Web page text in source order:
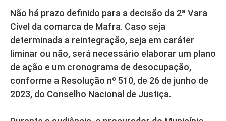
Não há prazo definido para a decisão da 2ª Vara
Cível da comarca de Mafra. Caso seja
determinada a reintegração, seja em caráter
liminar ou não, será necessário elaborar um plano
de ação e um cronograma de desocupação,
conforme a Resolução nº 510, de 26 de junho de
2023, do Conselho Nacional de Justiça.